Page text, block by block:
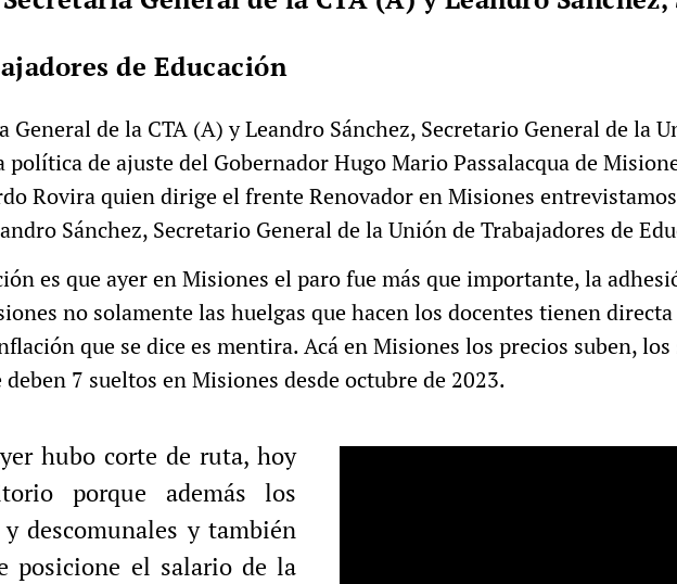
de Educación
de la CTA (A) y Leandro Sánchez, Secretario General de la
política de ajuste del Gobernador Hugo Mario Passalacqua de
Rovira quien dirige el frente Renovador en Misiones
Sánchez, Secretario General de la Unión de Trabajadores de
es que ayer en Misiones el paro fue más que importante, la
no solamente las huelgas que hacen los docentes tienen
que se dice es mentira. Acá en Misiones los precios suben,
7 sueltos en Misiones desde octubre de 2023.
hubo corte de ruta, hoy
porque además los
descomunales y también
posicione el salario de la